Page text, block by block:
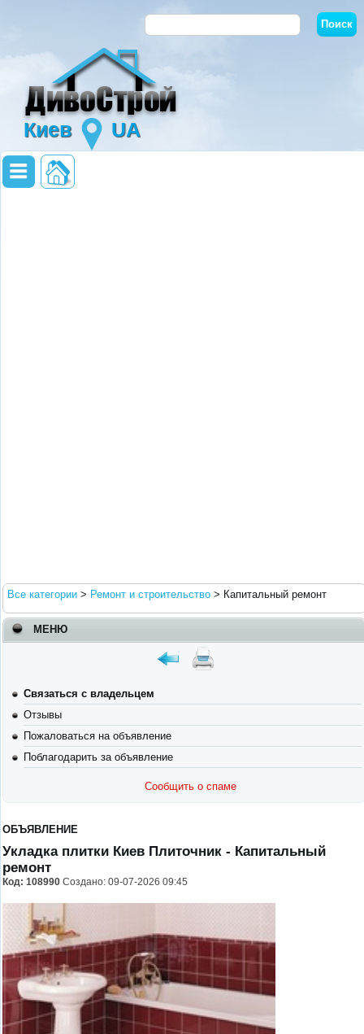
Киев UA
Все категории > Ремонт и строительство > Капитальный ремонт
МЕНЮ
Связаться с владельцем
Отзывы
Пожаловаться на объявление
Поблагодарить за объявление
Сообщить о спаме
ОБЪЯВЛЕНИЕ
Укладка плитки Киев Плиточник - Капитальный
ремонт
Код: 108990 Создано: 09-07-2026 09:45